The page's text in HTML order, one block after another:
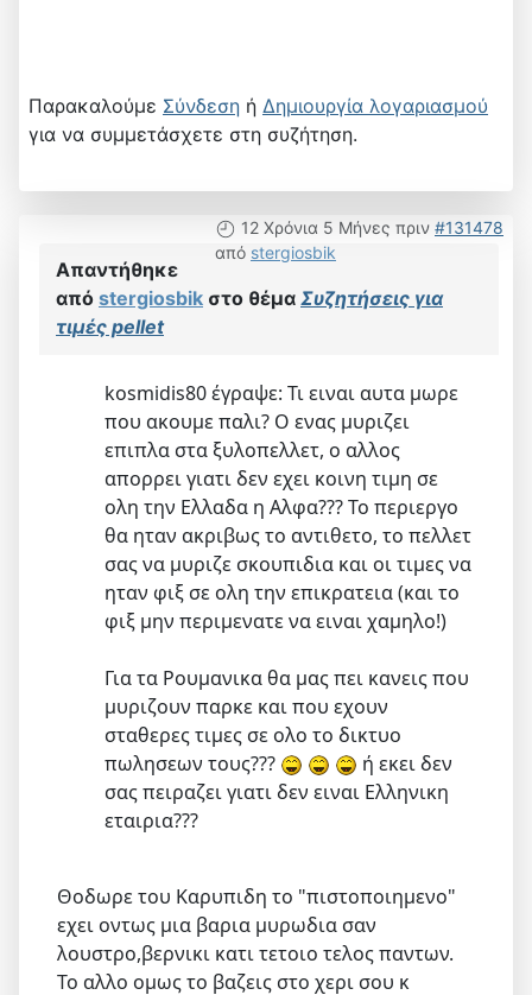
Παρακαλούμε Σύνδεση ή Δημιουργία λογαριασμού
για να συμμετάσχετε στη συζήτηση.
12 Χρόνια 5 Μήνες πριν #131478
από stergiosbik
Απαντήθηκε
από stergiosbik στο θέμα Συζητήσεις για
τιμές pellet
kosmidis80 έγραψε: Τι ειναι αυτα μωρε
που ακουμε παλι? Ο ενας μυριζει
επιπλα στα ξυλοπελλετ, ο αλλος
απορρει γιατι δεν εχει κοινη τιμη σε
ολη την Ελλαδα η Αλφα??? Το περιεργο
θα ηταν ακριβως το αντιθετο, το πελλετ
σας να μυριζε σκουπιδια και οι τιμες να
ηταν φιξ σε ολη την επικρατεια (και το
φιξ μην περιμενατε να ειναι χαμηλο!)
Για τα Ρουμανικα θα μας πει κανεις που
μυριζουν παρκε και που εχουν
σταθερες τιμες σε ολο το δικτυο
πωλησεων τους???
ή εκει δεν
σας πειραζει γιατι δεν ειναι Ελληνικη
εταιρια???
Θοδωρε του Καρυπιδη το "πιστοποιημενο"
εχει οντως μια βαρια μυρωδια σαν
λουστρο,βερνικι κατι τετοιο τελος παντων.
Το αλλο ομως το βαζεις στο χερι σου κ